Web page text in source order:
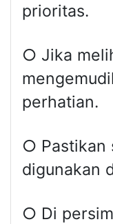
prioritas.
○ Jika
perhatian.
○ Pastikan
digunakan
○ Di